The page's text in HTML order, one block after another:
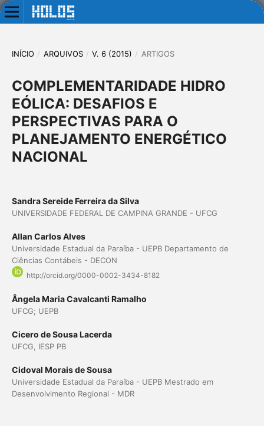
INÍCIO / ARQUIVOS / V. 6 (2015) / ARTIGOS
COMPLEMENTARIDADE HIDRO
EÓLICA: DESAFIOS E
PERSPECTIVAS PARA O
PLANEJAMENTO ENERGÉTICO
NACIONAL
Sandra Sereide Ferreira da Silva
UNIVERSIDADE FEDERAL DE CAMPINA GRANDE - UFCG
Allan Carlos Alves
Universidade Estadual da Paraíba - UEPB Departamento de
Ciências Contábeis - DECON
http://orcid.org/0000-0002-3434-8182
Ângela Maria Cavalcanti Ramalho
UFCG; UEPB
Cicero de Sousa Lacerda
UFCG, IESP PB
Cidoval Morais de Sousa
Universidade Estadual da Paraíba - UEPB Mestrado em
Desenvolvimento Regional - MDR